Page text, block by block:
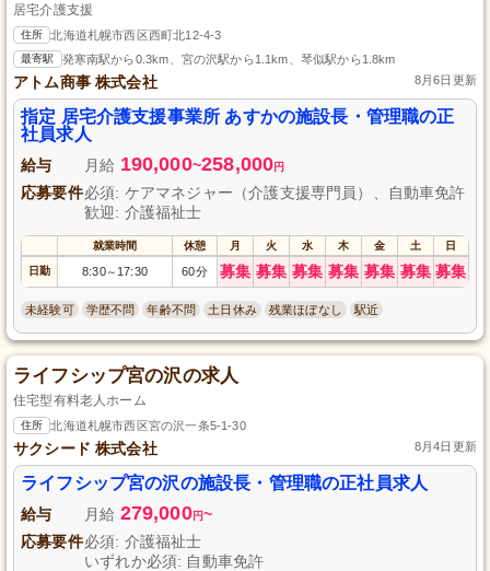
居宅介護支援
住所 北海道札幌市西区西町北12-4-3
最寄駅 発寒南駅から0.3km、宮の沢駅から1.1km、琴似駅から1.8km
アトム商事 株式会社 8月6日更新
指定 居宅介護支援事業所 あすかの施設長・管理職の正
社員求人
給与 月給 190,000~258,000円
応募要件必須: ケアマネジャー（介護支援専門員）、自動車免許
歓迎: 介護福祉士
就業時間 休憩 月 火 水 木 金 土 日
日勤 8:30～ 17:30 60分 募集 募集 募集 募集 募集 募集 募集
未経験可 学歴不問 年齢不問 土日休み 残業ほぼなし 駅近
ライフシップ宮の沢の求人
住宅型有料老人ホーム
住所 北海道札幌市西区宮の沢一条5-1-30
サクシード 株式会社 8月4日更新
ライフシップ宮の沢の施設長・管理職の正社員求人
給与 月給 279,000円~
応募要件必須: 介護福祉士
いずれか必須: 自動車免許